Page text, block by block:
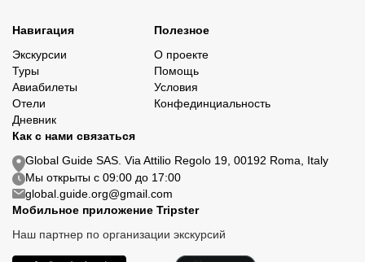
Навигация
Экскурсии
Туры
Авиабилеты
Отели
Дневник
Полезное
О проекте
Помощь
Условия
Конфединциальность
Как с нами связаться
Global Guide SAS. Via Attilio Regolo 19, 00192 Roma, Italy
Мы открыты с 09:00 до 17:00
global.guide.org@gmail.com
Мобильное приложение Tripster
Наш партнер по организации экскурсий